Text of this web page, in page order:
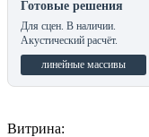
Готовые решения
Для сцен. В наличии.
Акустический расчёт.
линейные массивы
Витрина: